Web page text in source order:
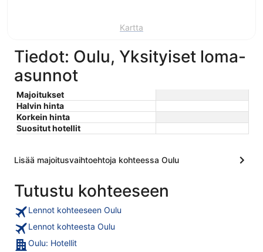
Kartta
Tiedot: Oulu, Yksityiset loma-
asunnot
Majoitukset
Halvin hinta
Korkein hinta
Suositut hotellit
Lisää majoitusvaihtoehtoja kohteessa Oulu
Tutustu kohteeseen
Lennot kohteeseen Oulu
Lennot kohteesta Oulu
Oulu: Hotellit